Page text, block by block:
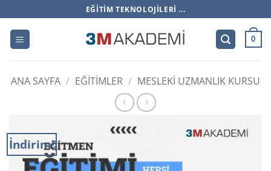
atla
EĞITIM TEKNOLOJILERI ...
0
ANA SAYFA / EĞITIMLER / MESLEKI UZMANLIK KURSU
İndirim!